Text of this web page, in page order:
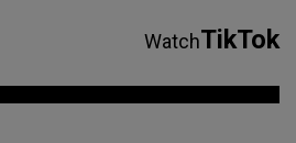
WatchTikTok